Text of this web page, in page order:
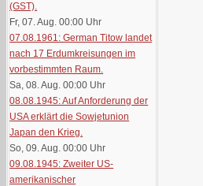
(GST).
Fr, 07. Aug. 00:00 Uhr
07.08.1961: German Titow landet
nach 17 Erdumkreisungen im
vorbestimmten Raum.
Sa, 08. Aug. 00:00 Uhr
08.08.1945: Auf Anforderung der
USA erklärt die Sowjetunion
Japan den Krieg.
So, 09. Aug. 00:00 Uhr
09.08.1945: Zweiter US-
amerikanischer